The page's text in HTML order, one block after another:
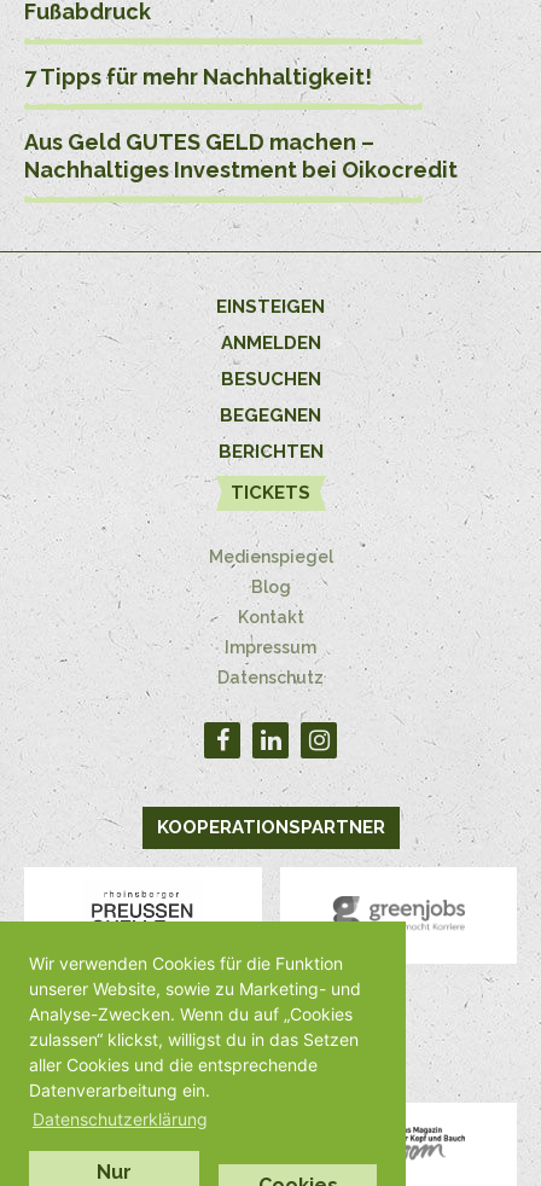
Wir verwenden Cookies für die Funktion
unserer Website, sowie zu Marketing- und
Analyse-Zwecken. Wenn du auf „Cookies
zulassen“ klickst, willigst du in das Setzen
aller Cookies und die entsprechende
Datenverarbeitung ein.
Datenschutzerklärung
Nur
Fußabdruck
7 Tipps für mehr Nachhaltigkeit!
Aus Geld GUTES GELD machen –
Nachhaltiges Investment bei Oikocredit
EINSTEIGEN
ANMELDEN
BESUCHEN
BEGEGNEN
BERICHTEN
TICKETS
Medienspiegel
Blog
Kontakt
Impressum
Datenschutz
KOOPERATIONSPARTNER
MEDIENPARTNER